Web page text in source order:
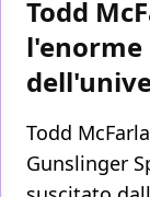
Todd
l'enorme
Todd
Gunslinger